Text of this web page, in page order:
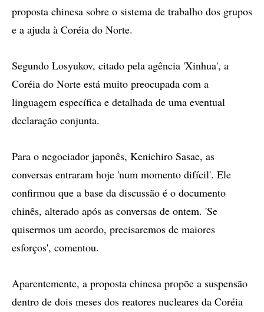
proposta chinesa sobre o sistema de trabalho dos grupos
e a ajuda à Coréia do Norte.
Segundo Losyukov, citado pela agência 'Xinhua', a
Coréia do Norte está muito preocupada com a
linguagem específica e detalhada de uma eventual
declaração conjunta.
Para o negociador japonês, Kenichiro Sasae, as
conversas entraram hoje 'num momento difícil'. Ele
confirmou que a base da discussão é o documento
chinês, alterado após as conversas de ontem. 'Se
quisermos um acordo, precisaremos de maiores
esforços', comentou.
Aparentemente, a proposta chinesa propõe a suspensão
dentro de dois meses dos reatores nucleares da Coréia